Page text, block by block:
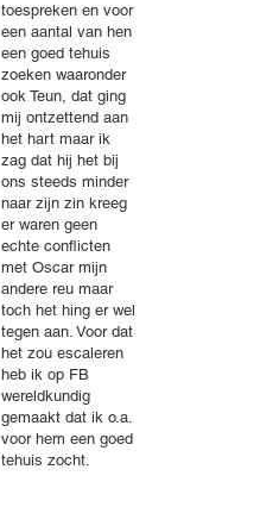
toespreken en voor
een aantal van hen
een goed tehuis
zoeken waaronder
ook Teun, dat ging
mij ontzettend aan
het hart maar ik
zag dat hij het bij
ons steeds minder
naar zijn zin kreeg
er waren geen
echte conflicten
met Oscar mijn
andere reu maar
toch het hing er wel
tegen aan. Voor dat
het zou escaleren
heb ik op FB
wereldkundig
gemaakt dat ik o.a.
voor hem een goed
tehuis zocht.